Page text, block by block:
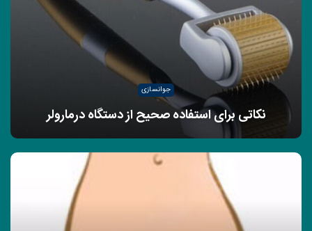
جوانسازی
نکاتی برای استفاده صحیح از دستگاه درمارولر